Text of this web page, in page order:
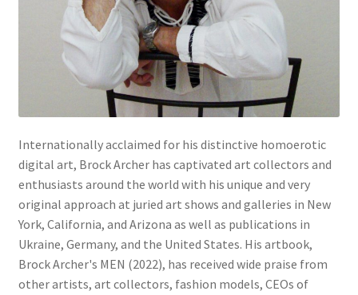
Mein Konto
Warenkorb
Internationally acclaimed for his distinctive homoerotic
digital art, Brock Archer has captivated art collectors and
enthusiasts around the world with his unique and very
original approach at juried art shows and galleries in New
York, California, and Arizona as well as publications in
Ukraine, Germany, and the United States. His artbook,
Brock Archer's MEN (2022), has received wide praise from
other artists, art collectors, fashion models, CEOs of